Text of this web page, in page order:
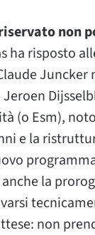
non
ha risposto
(o Esm),
e la
la
non